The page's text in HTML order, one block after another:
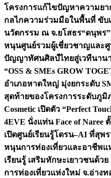
โครงการแก้ไขปัญหาความยา
กลไกความร่วมมือในพื้นที่ ขับ
นวัตกรรม ณ จ.ยโสธร“ดนุพร
หนุนศูนย์รวมผู้เชี่ยวชาญและ
ปัญญาทัศนศิลป์ไทยสู่เวทีนาน
“OSS & SMEs GROW
อำเภอหาดใหญ่ มุ่งยกระดับ
สุดท้ายของโครงการระดับภูมิ
Cosmetic เปิดตัว “Perfect
4EVE นั่งแท่น Face of Naree
เปิดศูนย์เรียนรู้โดรน–AI ที่สุ
หนุนการท่องเที่ยวและอาชีพแ
เรียนรู้ เสริมทักษะเยาวชนด้ว
การท่องเที่ยวแห่งใหม่ จ.อ่างท